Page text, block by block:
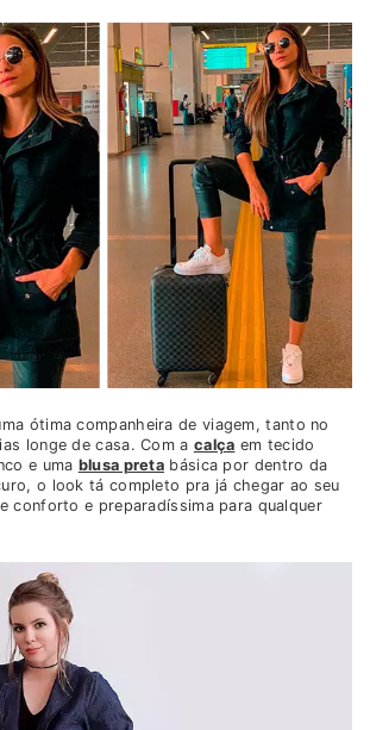
ótima companheira de viagem, tanto no
longe de casa. Com a calça em tecido
e uma blusa preta básica por dentro da
o look tá completo pra já chegar ao seu
conforto e preparadíssima para qualquer